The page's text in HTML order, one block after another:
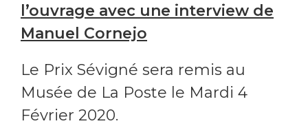
l’ouvrage avec une interview de
Manuel Cornejo
Le Prix Sévigné sera remis au
Musée de La Poste le Mardi 4
Février 2020.